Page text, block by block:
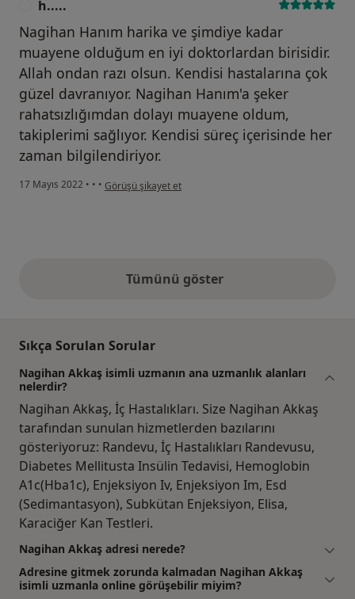
h.....
Nagihan Hanım harika ve şimdiye kadar
muayene olduğum en iyi doktorlardan birisidir.
Allah ondan razı olsun. Kendisi hastalarına çok
güzel davranıyor. Nagihan Hanım'a şeker
rahatsızlığımdan dolayı muayene oldum,
takiplerimi sağlıyor. Kendisi süreç içerisinde her
zaman bilgilendiriyor.
17 Mayıs 2022 • • • kullanıcının görüşüne göre h.....
Görüşü şikayet et
Tümünü gösteryukarıdaki görüşler
Sıkça Sorulan Sorular
Nagihan Akkaş isimli uzmanın ana uzmanlık alanları
nelerdir?
Nagihan Akkaş, İç Hastalıkları. Size Nagihan Akkaş
tarafından sunulan hizmetlerden bazılarını
gösteriyoruz: Randevu, İç Hastalıkları Randevusu,
Diabetes Mellitusta Insülin Tedavisi, Hemoglobin
A1c(Hba1c), Enjeksiyon Iv, Enjeksiyon Im, Esd
(Sedimantasyon), Subkütan Enjeksiyon, Elisa,
Karaciğer Kan Testleri.
Nagihan Akkaş adresi nerede?
Adresine gitmek zorunda kalmadan Nagihan Akkaş
isimli uzmanla online görüşebilir miyim?